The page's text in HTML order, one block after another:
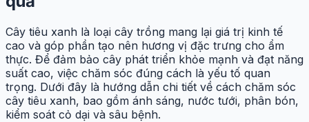
Cây tiêu xanh là loại cây trồng mang lại giá trị kinh tế
cao và góp phần tạo nên hương vị đặc trưng cho ẩm
thực. Để đảm bảo cây phát triển khỏe mạnh và đạt năng
suất cao, việc chăm sóc đúng cách là yếu tố quan
trọng. Dưới đây là hướng dẫn chi tiết về cách chăm sóc
cây tiêu xanh, bao gồm ánh sáng, nước tưới, phân bón,
kiểm soát cỏ dại và sâu bệnh.